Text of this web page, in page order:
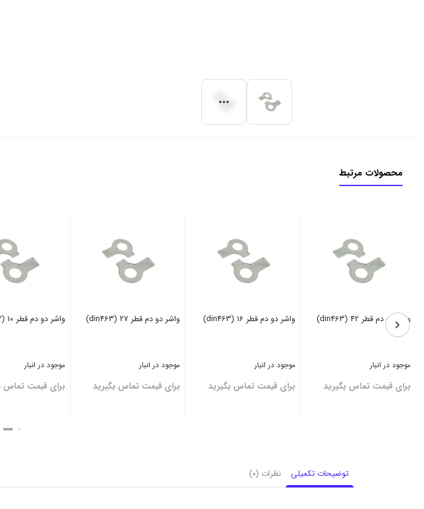
محصولات مرتبط
واشر دو دم قطر 42 (din463)
موجود در انبار
برای قیمت تماس بگیرید
واشر دو دم قطر 16 (din463)
موجود در انبار
برای قیمت تماس بگیرید
واشر دو دم قطر 27 (din463)
موجود در انبار
برای قیمت تماس بگیرید
واشر دو دم قطر 10 (din463)
موجود در انبار
برای قیمت تماس
توضیحات تکمیلی نظرات (۰)